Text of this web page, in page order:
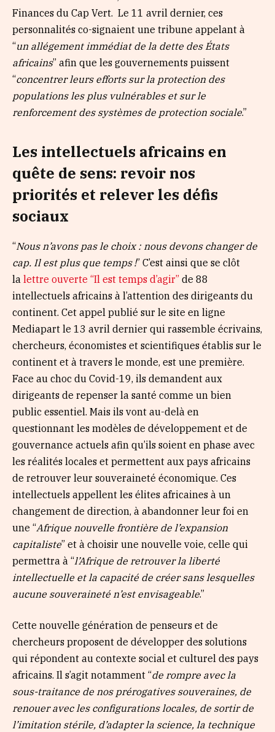
Finances du Cap Vert. Le 11 avril dernier, ces
personnalités co-signaient une tribune appelant à
“un allégement immédiat de la dette des États
africains” afin que les gouvernements puissent
“concentrer leurs efforts sur la protection des
populations les plus vulnérables et sur le
renforcement des systèmes de protection sociale.”
Les intellectuels africains en
quête de sens: revoir nos
priorités et relever les défis
sociaux
“Nous n’avons pas le choix : nous devons changer de
cap. Il est plus que temps !” C’est ainsi que se clôt
la lettre ouverte “Il est temps d’agir” de 88
intellectuels africains à l’attention des dirigeants du
continent. Cet appel publié sur le site en ligne
Mediapart le 13 avril dernier qui rassemble écrivains,
chercheurs, économistes et scientifiques établis sur le
continent et à travers le monde, est une première.
Face au choc du Covid-19, ils demandent aux
dirigeants de repenser la santé comme un bien
public essentiel. Mais ils vont au-delà en
questionnant les modèles de développement et de
gouvernance actuels afin qu’ils soient en phase avec
les réalités locales et permettent aux pays africains
de retrouver leur souveraineté économique. Ces
intellectuels appellent les élites africaines à un
changement de direction, à abandonner leur foi en
une “Afrique nouvelle frontière de l’expansion
capitaliste” et à choisir une nouvelle voie, celle qui
permettra à “l’Afrique de retrouver la liberté
intellectuelle et la capacité de créer sans lesquelles
aucune souveraineté n’est envisageable.”
Cette nouvelle génération de penseurs et de
chercheurs proposent de développer des solutions
qui répondent au contexte social et culturel des pays
africains. Il s’agit notamment “de rompre avec la
sous-traitance de nos prérogatives souveraines, de
renouer avec les configurations locales, de sortir de
l’imitation stérile, d’adapter la science, la technique